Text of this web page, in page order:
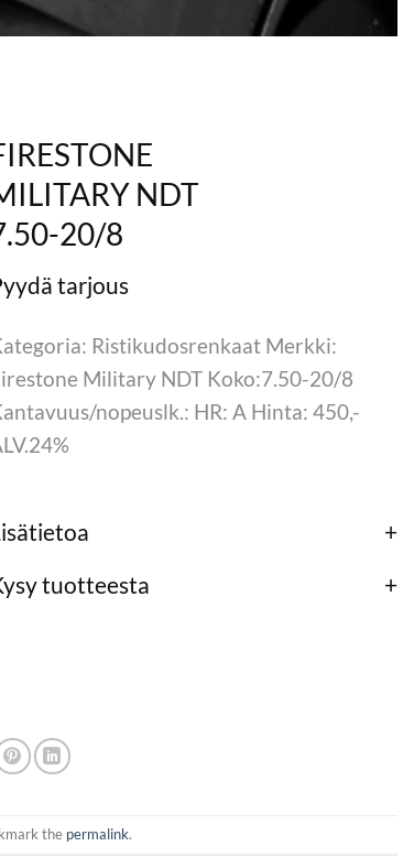
NDT
20/8
Ristikudosrenkaat Merkki:
Military NDT Koko:7.50-20/8
nopeuslk.: HR: A Hinta: 450,-
tuotteesta
the permalink.